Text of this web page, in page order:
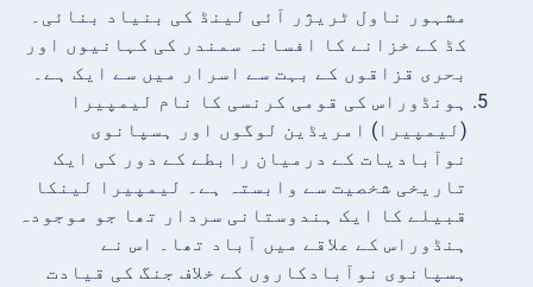
مشہور ناول ٹریژر آئی لینڈ کی بنیاد بنائی۔
کڈ کے خزانے کا افسانہ سمندر کی کہانیوں اور
بحری قزاقوں کے بہت سے اسرار میں سے ایک ہے۔
ہونڈوراس کی قومی کرنسی کا نام لیمپیرا
(لیمپیرا) امریڈین لوگوں اور ہسپانوی
نوآبادیات کے درمیان رابطے کے دور کی ایک
تاریخی شخصیت سے وابستہ ہے۔ لیمپیرا لینکا
قبیلے کا ایک ہندوستانی سردار تھا جو موجودہ
ہنڈوراس کے علاقے میں آباد تھا۔ اس نے
ہسپانوی نوآبادکاروں کے خلاف جنگ کی قیادت